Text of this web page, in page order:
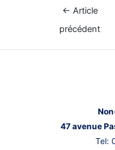
Navigation← Article
précédent
47 avenue
Tel: